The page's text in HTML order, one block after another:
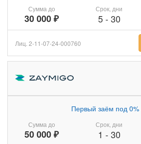
Сумма до
30 000 ₽
Срок, дни
5- 30
Лиц. 2-11-07-24-000760
Сумма до
50 000 ₽
Первый заём под 0%
Срок, дни
1 - 30